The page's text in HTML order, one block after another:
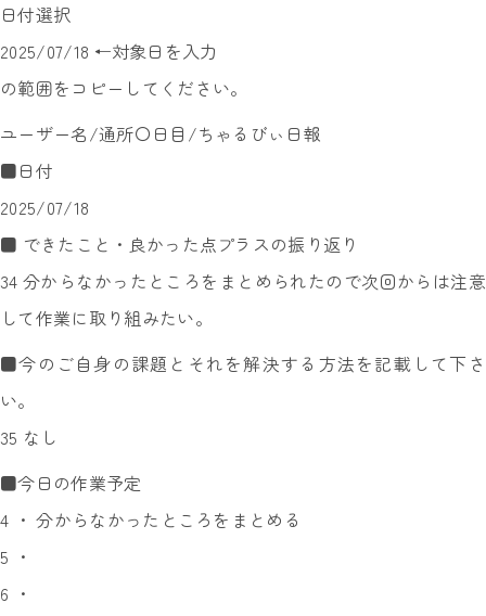
日付選択
2025/07/18 ←対象日を入力
の範囲をコピーしてください。
ユーザー名/通所〇日目/ちゃるびぃ日報
■日付
2025/07/18
■ できたこと・良かった点プラスの振り返り
34 分からなかったところをまとめられたので次回からは注意
して作業に取り組みたい。
■今のご自身の課題とそれを解決する方法を記載して下さ
い。
35 なし
■今日の作業予定
4 ・ 分からなかったところをまとめる
5 ・
6 ・